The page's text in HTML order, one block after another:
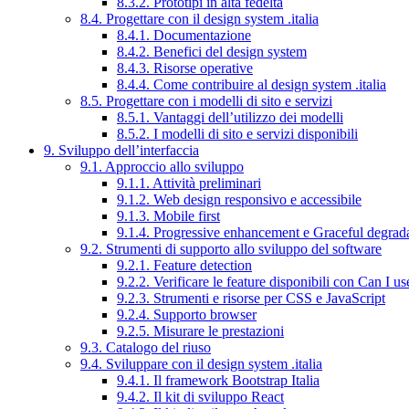
8.4. Progettare con il design system .italia
8.4.1. Documentazione
8.4.2. Benefici del design system
8.4.3. Risorse operative
8.4.4. Come contribuire al design system .italia
8.5. Progettare con i modelli di sito e servizi
8.5.1. Vantaggi dell’utilizzo dei modelli
8.5.2. I modelli di sito e servizi disponibili
9. Sviluppo dell’interfaccia
9.1. Approccio allo sviluppo
9.1.1. Attività preliminari
9.1.2. Web design responsivo e accessibile
9.1.3. Mobile first
9.1.4. Progressive enhancement e Graceful
9.2. Strumenti di supporto allo sviluppo del software
9.2.1. Feature detection
9.2.2. Verificare le feature disponibili con Can I
9.2.3. Strumenti e risorse per CSS e JavaScript
9.2.4. Supporto browser
9.2.5. Misurare le prestazioni
9.3. Catalogo del riuso
9.4. Sviluppare con il design system .italia
9.4.1. Il framework Bootstrap Italia
9.4.2. Il kit di sviluppo React